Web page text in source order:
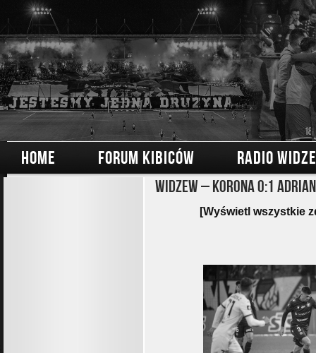
HOME FORUM KIBICÓW RADIO
Widzew – Korona 0:1 Adrian
[Wyświetl wszystkie